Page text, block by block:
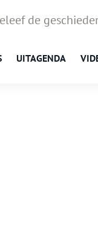
de
UITAGENDA